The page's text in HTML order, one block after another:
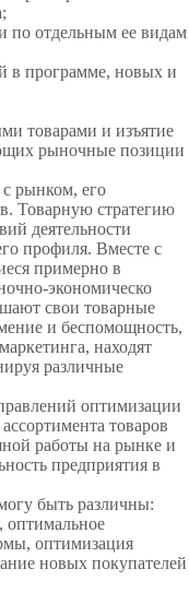
по отдельным ее видам
в программе, новых и
товарами и изъятие
рыночные позиции
рынком, его
Товарную стратегию
деятельности
профиля. Вместе с
примерно в
экономическо
свои товарные
и беспомощность,
находят
различные
оптимизации
товаров
работы на рынке и
предприятия в
быть различны:
оптимальное
оптимизация
новых покупателей